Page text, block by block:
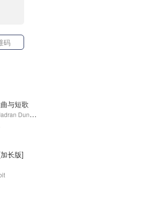
码
与短歌
Giulia Semenzato,Jadran Duncumb
长版]